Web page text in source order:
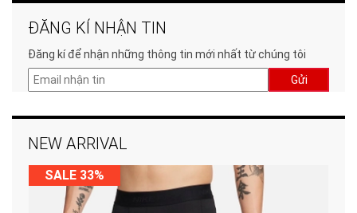
ĐĂNG KÍ NHẬN TIN
Đăng kí để nhận những thông tin mới nhất từ chúng tôi
Gửi
NEW ARRIVAL
SALE 33%